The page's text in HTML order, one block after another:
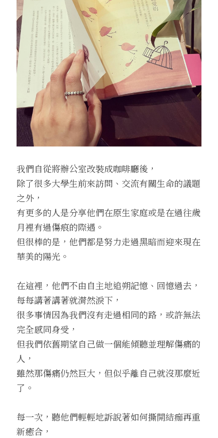
我們自從將辦公室改裝成咖啡廳後，
除了很多大學生前來訪問、交流有關生命的議題
之外，
有更多的人是分享他們在原生家庭或是在過往歲
月裡有過傷痕的際遇。
但很棒的是，他們都是努力走過黑暗而迎來現在
華美的陽光。
在這裡，他們不由自主地追朔記憶、回憶過去，
每每講著講著就潸然淚下，
很多事情因為我們沒有走過相同的路，或許無法
完全感同身受，
但我們依舊期望自己做一個能傾聽並理解傷痛的
人，
雖然那傷痛仍然巨大，但似乎離自己就沒那麼近
了。
每一次，聽他們輕輕地訴說著如何撕開結痂再重
新癒合，